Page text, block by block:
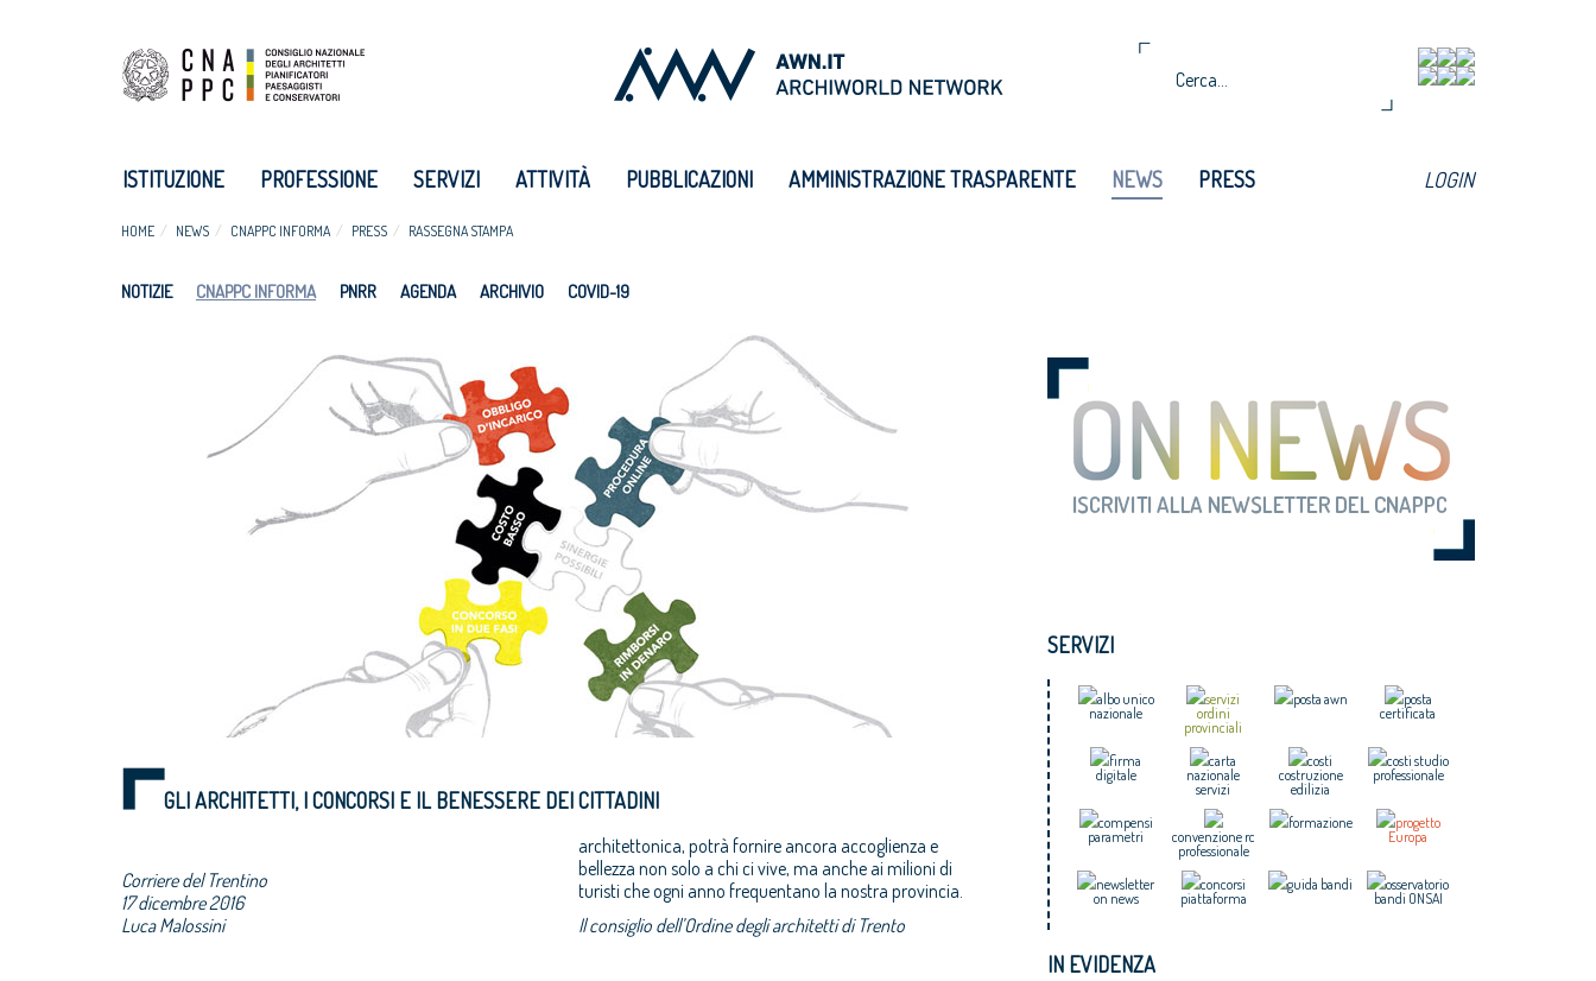
ISTITUZIONE PROFESSIONE SERVIZI ATTIVITÀ PUBBLICAZIONI AMMINISTRAZIONE TRASPARENTE NEWS PRESS LOGIN
HOME NEWS CNAPPC INFORMA PRESS RASSEGNA STAMPA
NOTIZIE CNAPPC INFORMA PNRR AGENDA ARCHIVIO COVID-19
GLI ARCHITETTI, I CONCORSI E IL BENESSERE DEI CITTADINI
Corriere del Trentino
17 dicembre 2016
Luca Malossini
architettonica, potrà fornire ancora accoglienza e
bellezza non solo a chi ci vive, ma anche ai milioni di
turisti che ogni anno frequentano la nostra provincia.
Il consiglio dell’Ordine degli architetti di Trento
SERVIZI
albo unico
nazionale
servizi
ordini
provinciali
posta awn
posta
certificata
firma
digitale
carta
nazionale
servizi
costi
costruzione
edilizia
costi studio
professionale
compensi
parametri
convenzione rc
professionale
formazione
progetto
Europa
newsletter
on news
concorsi
piattaforma
guida bandi
osservatorio
bandi ONSAI
IN EVIDENZA